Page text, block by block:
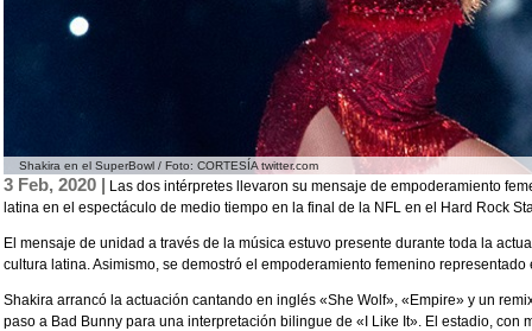
Shakira en el SuperBowl / Foto: CORTESÍA twitter.com
3 Feb, 2020 | Las dos intérpretes llevaron su mensaje de empoderamiento
latina en el espectáculo de medio tiempo en la final de la NFL en el Hard Rock
El mensaje de unidad a través de la música estuvo presente durante toda la
cultura latina. Asimismo, se demostró el empoderamiento femenino
Shakira arrancó la actuación cantando en inglés «She Wolf», «Empire» y un
paso a Bad Bunny para una interpretación bilingue de «I Like It». El estadio, con